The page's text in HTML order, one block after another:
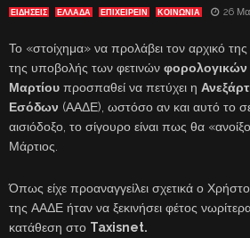
ΕΙΔΗΣΕΙΣ ΕΛΛΑΔΑ ΕΠΙΧΕΙΡΕΙΝ ΚΟΙΝΩΝΙΑ 26
Το «στοίχημα» να προλάβει τον αρχικό
της υποβολής των φετινών
Μαρτίου προσπαθεί να πετύχει η
Εσόδων (ΑΑΔΕ), ωστόσο αν και αυτό το
αισιόδοξο, το σίγουρο είναι πως θα
Μάρτιος.
Όπως είχε προαναγγείλει σχετικά ο
της ΑΑΔΕ ήταν να ξεκινήσει φέτος
κατάθεση στο Taxisnet.